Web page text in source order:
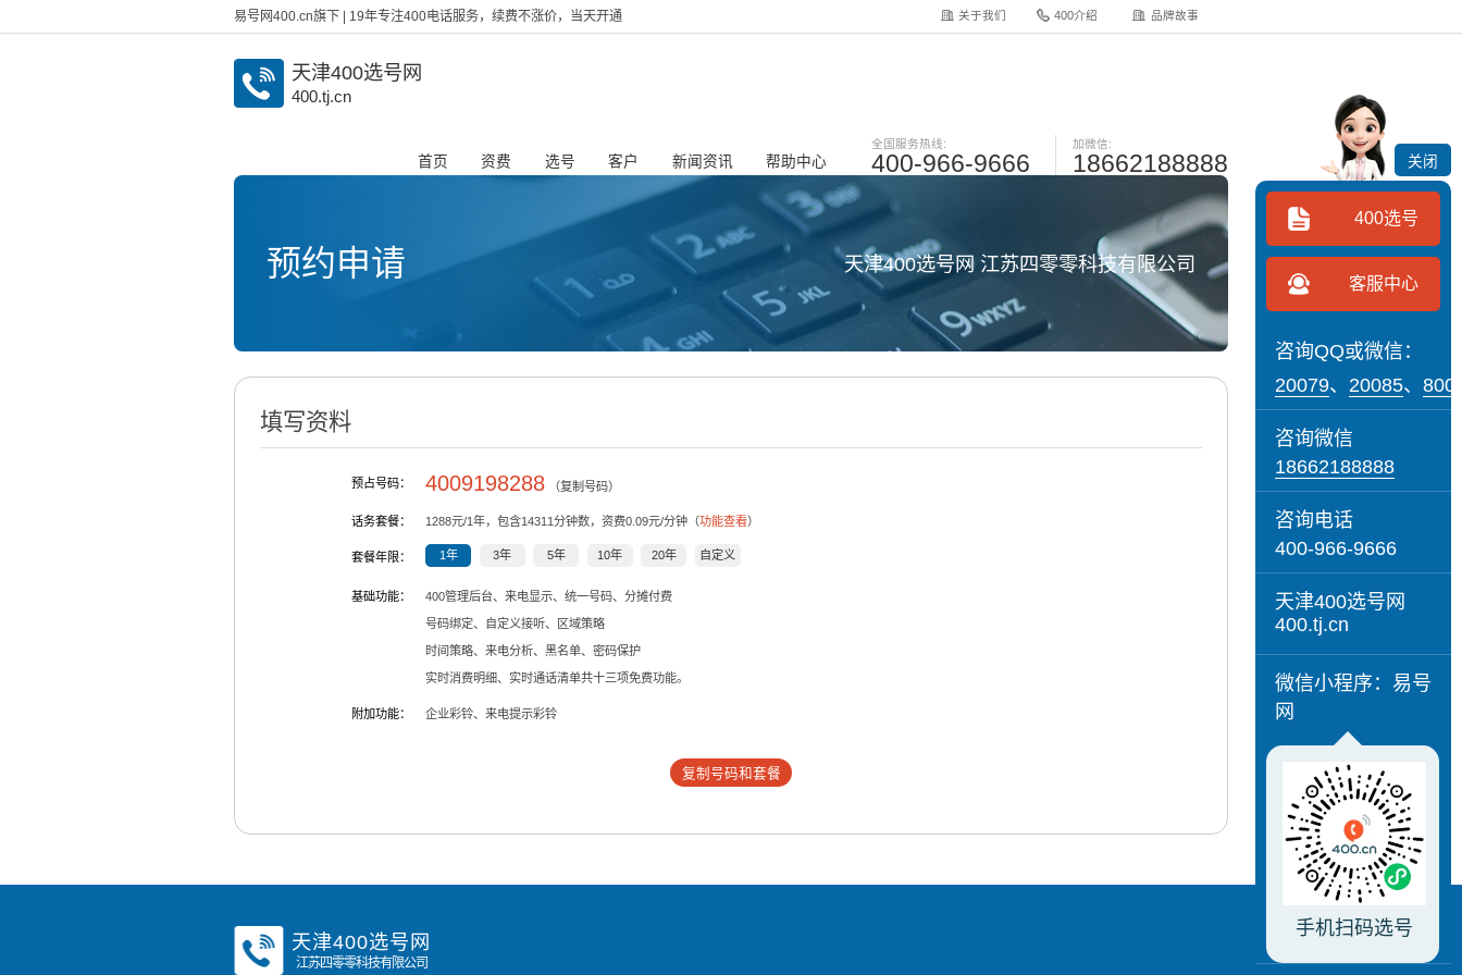
易号网400.cn旗下 | 19年专注400电话服务，续费不涨价，当天开通 关于我们 400介绍 品牌故事
天津400选号网
400.tj.cn
首页 资费 选号 客户 新闻资讯 帮助中心
全国服务热线:
400-966-9666
加微信:
18662188888
预约申请 天津400选号网 江苏四零零科技有限公司
填写资料
预占号码： 4009198288 （复制号码）
话务套餐： 1288元/1 年，包含14311 分钟数，资费0.09元/分钟（功能查看）
套餐年限： 1年 3年 5年 10年 20年 自定义
基础功能： 400管理后台、来电显示、统一号码、分摊付费
号码绑定、自定义接听、区域策略
时间策略、来电分析、黑名单、密码保护
实时消费明细、实时通话清单共十三项免费功能。
附加功能： 企业彩铃、来电提示彩铃
复制号码和套餐
天津400选号网
江苏四零零科技有限公司
关闭
400选号
客服中心
咨询QQ或微信：
20079、 20085、
咨询微信
18662188888
咨询电话
400-966-9666
天津400选号网
400.tj.cn
微信小程序：易号
网
手机扫码选号